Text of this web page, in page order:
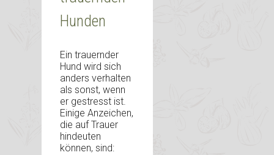
Hunden
Ein trauernder
Hund wird sich
anders verhalten
als sonst, wenn
er gestresst ist.
Einige Anzeichen,
die auf Trauer
hindeuten
können, sind: